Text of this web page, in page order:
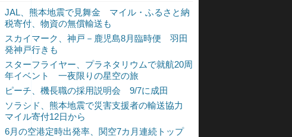
JAL、熊本地震で見舞金 マイル・ふるさと納
税寄付、物資の無償輸送も
スカイマーク、神戸－鹿児島8月臨時便 羽田
発神戸行きも
スターフライヤー、プラネタリウムで就航20周
年イベント 一夜限りの星空の旅
ピーチ、機長職の採用説明会 9/7に成田
ソラシド、熊本地震で災害支援者の輸送協力
マイル寄付12日から
6月の空港定時出発率、関空7カ月連続トップ